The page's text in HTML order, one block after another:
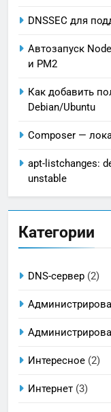
DNSSEC для
Автозапуск
и PM2
Как добавить
Debian/Ubuntu
Composer —
apt-listchanges:
unstable
Категории
DNS-сервер (2)
Интересное (2)
Интернет (3)